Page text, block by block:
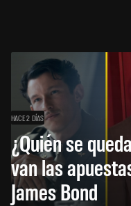
HACE 2 DÍAS
¿Quién se
van las
James Bond